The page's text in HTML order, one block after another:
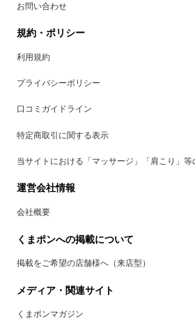
お問い合わせ
規約・ポリシー
利用規約
プライバシーポリシー
口コミガイドライン
特定商取引に関する表示
当サイトにおける「マッサージ」「肩こり」等
運営会社情報
会社概要
くまポンへの掲載について
掲載をご希望の店舗様へ（来店型）
メディア・関連サイト
くまポンマガジン